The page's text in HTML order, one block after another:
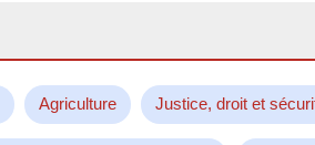
Agriculture Justice, droit et